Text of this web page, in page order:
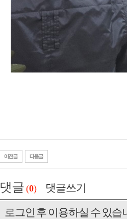
댓글(0)
댓글쓰기
로그인 후 이용하실 수 있